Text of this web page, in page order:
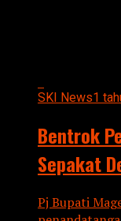
SKI News1
Bentrok
Sepakat
Pj Bupati